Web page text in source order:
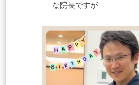
な院長ですが